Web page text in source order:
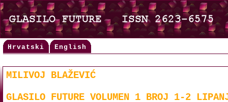
Hrvatski English
MILIVOJ BLAŽEVIĆ
GLASILO FUTURE VOLUMEN 1 BROJ 1-2